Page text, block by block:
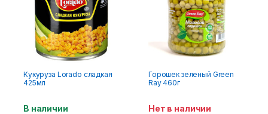
Кукуруза Lorado сладкая
425мл
В наличии
Горошек зеленый Green
Ray 460г
Нет в наличии